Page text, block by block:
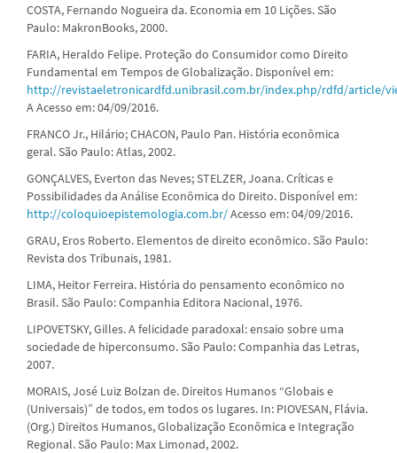
COSTA, Fernando Nogueira da. Economia em 10 Lições. São
Paulo: MakronBooks, 2000.
FARIA, Heraldo Felipe. Proteção do Consumidor como Direito
Fundamental em Tempos de Globalização. Disponível em:
http://revistaeletronicardfd.unibrasil.com.br/index.php/rdfd/article/
A Acesso em: 04/09/2016.
FRANCO Jr., Hilário; CHACON, Paulo Pan. História econômica
geral. São Paulo: Atlas, 2002.
GONÇALVES, Everton das Neves; STELZER, Joana. Críticas e
Possibilidades da Análise Econômica do Direito. Disponível em:
http://coloquioepistemologia.com.br/Acesso em: 04/09/2016.
GRAU, Eros Roberto. Elementos de direito econômico. São Paulo:
Revista dos Tribunais, 1981.
LIMA, Heitor Ferreira. História do pensamento econômico no
Brasil. São Paulo: Companhia Editora Nacional, 1976.
LIPOVETSKY, Gilles. A felicidade paradoxal: ensaio sobre uma
sociedade de hiperconsumo. São Paulo: Companhia das Letras,
2007.
MORAIS, José Luiz Bolzan de. Direitos Humanos “Globais e
(Universais)” de todos, em todos os lugares. In: PIOVESAN, Flávia.
(Org.) Direitos Humanos, Globalização Econômica e Integração
Regional. São Paulo: Max Limonad, 2002.